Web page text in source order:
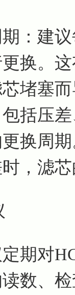
：建
换。
堵塞
括压
换周
，滤
期对
数、